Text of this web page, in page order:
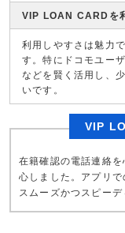
VIP LOAN CARDを
利用しやすさは魅力
す。特にドコモユー
などを賢く活用し、
いです。
VIP
在籍確認の電話連絡
心しました。アプリ
スムーズかつスピー